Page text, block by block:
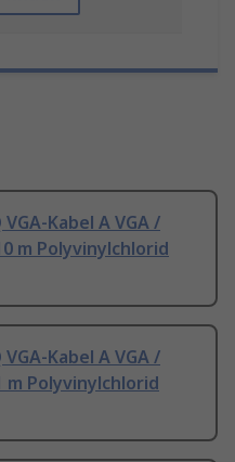
Kabel A VGA /
m Polyvinylchlorid
Kabel A VGA /
m Polyvinylchlorid